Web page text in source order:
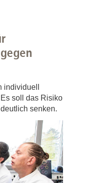
soll das Risiko
senken.